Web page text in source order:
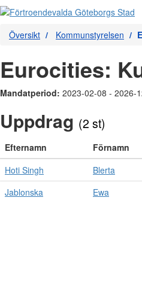
Översikt Kommunstyrelsen
Eurocities:
Mandatperiod: 2023-02-08 - 2026-
Uppdrag (2 st)
Efternamn Förnamn
Hoti Singh
Blerta
Jablonska
Ewa